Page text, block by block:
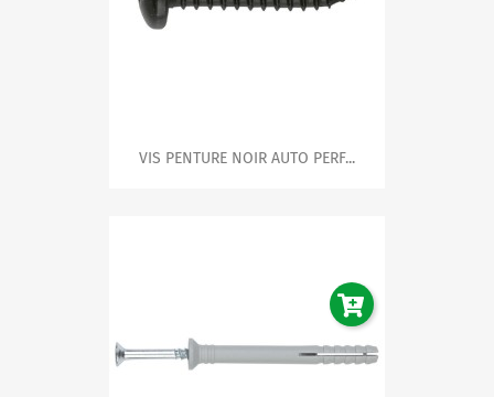
VIS PENTURE NOIR AUTO PERF...